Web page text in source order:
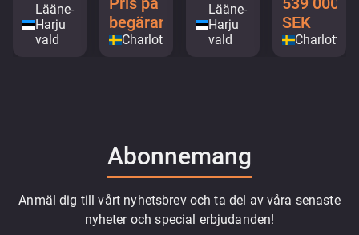
Lääne-
Harju
vald
begäran
Charlottenberg
Lääne-
Harju
vald
SEK
Abonnemang
Anmäl dig till vårt nyhetsbrev och ta del av våra senaste
nyheter och special erbjudanden!